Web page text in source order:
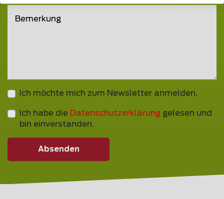
Bemerkung
Ich möchte mich zum Newsletter anmelden.
Ich habe die Datenschutzerklärung gelesen und
bin einverstanden.
Absenden